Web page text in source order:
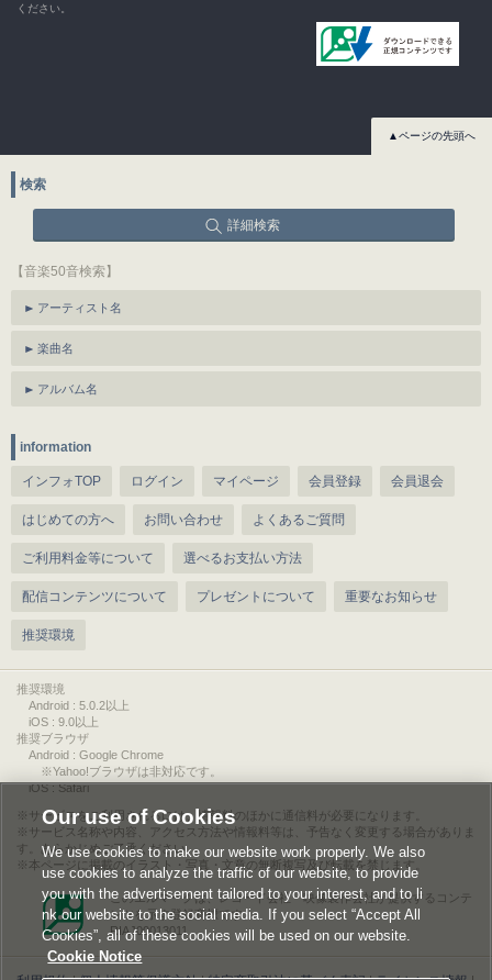
ください。
▲ページの先頭へ
検索
詳細検索
【音楽50音検索】
アーティスト名
楽曲名
アルバム名
information
インフォTOP ログイン マイページ 会員登録 会員退会
はじめての方へ お問い合わせ よくあるご質問
ご利用料金等について 選べるお支払い方法
配信コンテンツについて プレゼントについて 重要なお知らせ
推奨環境
推奨環境
Android : 5.0.2以上
iOS : 9.0以上
推奨ブラウザ
Android : Google Chrome
※Yahoo!ブラウザは非対応です。
iOS : Safari
サービスをご利用されるには、情報料のほかに通信料が必要になります。
サービス名称や内容、アクセス方法や情報料等は、予告なく変更する場合がありま
す。あらかじめご了承ください。
本ページに掲載のイラスト・写真・文章の無断複写及び転載を禁じます。
このエルマークは、レコード会社・映像製作会社が提供するコンテ
ンツを示す登録商標です。
RIAJ00013011
Our use of Cookies
We use cookies to make our website work properly. We also
use cookies to analyze the traffic of our website, to provide
you with the advertisement tailored to your interest, and to li
nk our website to the social media. If you select “Accept All
Cookies”, all of these cookies will be used on our website.
Cookie Notice